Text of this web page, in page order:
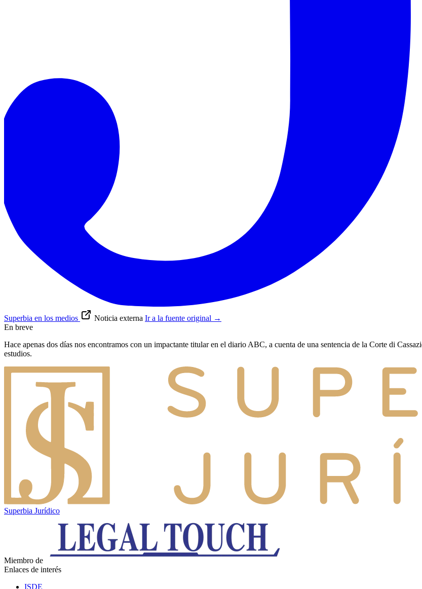
Superbia en los medios Noticia externa Ir a la fuente original →
En breve
Hace apenas dos días nos encontramos con un impactante titular en el diario ABC, a cuenta de una sentencia de la Corte di
estudios.
Superbia Jurídico
Miembro de
Enlaces de interés
ISDE